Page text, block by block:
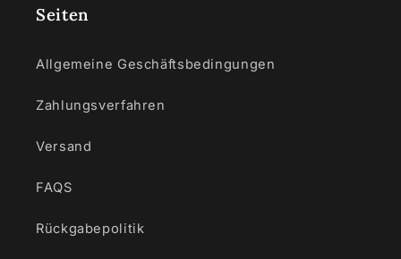
Seiten
Allgemeine Geschäftsbedingungen
Zahlungsverfahren
Versand
FAQS
Rückgabepolitik